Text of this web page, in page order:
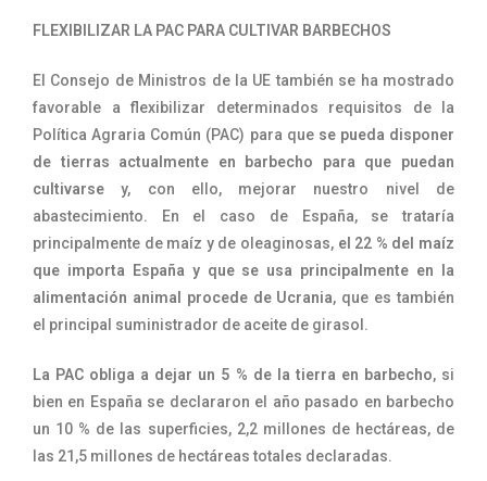
FLEXIBILIZAR LA PAC PARA CULTIVAR BARBECHOS
El Consejo de Ministros de la UE también se ha mostrado
favorable a flexibilizar determinados requisitos de la
Política Agraria Común (PAC) para quese pueda disponer
de tierras actualmente en barbecho para que puedan
cultivarse y, con ello, mejorar nuestro nivel de
abastecimiento. En el caso de España, se trataría
principalmente de maíz y de oleaginosas, el 22 % del maíz
que importa España y que se usa principalmente en la
alimentación animal procede de Ucrania, que es también
el principal suministrador de aceite de girasol.
La PAC obliga a dejar un 5 % de la tierra en barbecho, si
bien en España se declararon el año pasado en barbecho
un 10 % de las superficies, 2,2 millones de hectáreas, de
las 21,5 millones de hectáreas totales declaradas.